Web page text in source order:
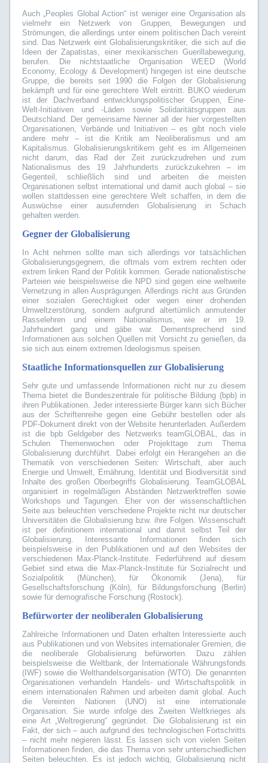
Auch „Peoples Global Action“ ist weniger eine Organisation als
vielmehr ein Netzwerk von Gruppen, Bewegungen und
Strömungen, die allerdings unter einem politischen Dach vereint
sind. Das Netzwerk eint Globalisierungskritiker, die sich auf die
Ideen der Zapatistas, einer mexikanischen Guerillabewegung,
berufen. Die nichtstaatliche Organisation WEED (World
Economy, Ecology & Development) hingegen ist eine deutsche
Gruppe, die bereits seit 1990 die Folgen der Globalisierung
bekämpft und für eine gerechtere Welt eintritt. BUKO wiederum
ist der Dachverband entwicklungspolitischer Gruppen, Eine-
Welt-Initiativen und -Läden sowie Solidaritätsgruppen aus
Deutschland. Der gemeinsame Nenner all der hier vorgestellten
Organisationen, Verbände und Initiativen – es gibt noch viele
andere mehr – ist die Kritik am Neoliberalismus und am
Kapitalismus. Globalisierungskritikern geht es im Allgemeinen
nicht darum, das Rad der Zeit zurückzudrehen und zum
Nationalismus des 19. Jahrhunderts zurückzukehren – im
Gegenteil, schließlich sind und arbeiten die meisten
Organisationen selbst international und damit auch global – sie
wollen stattdessen eine gerechtere Welt schaffen, in dem die
Auswüchse einer ausufernden Globalisierung in Schach
gehalten werden.
Gegner der Globalisierung
In Acht nehmen sollte man sich allerdings vor tatsächlichen
Globalisierungsgegnern, die oftmals vom extrem rechten oder
extrem linken Rand der Politik kommen. Gerade nationalistische
Parteien wie beispielsweise die NPD sind gegen eine weltweite
Vernetzung in allen Ausprägungen. Allerdings nicht aus Gründen
einer sozialen Gerechtigkeit oder wegen einer drohenden
Umweltzerstörung, sondern aufgrund altertümlich anmutender
Rasselehren und einem Nationalismus, wie er im 19.
Jahrhundert gang und gäbe war. Dementsprechend sind
Informationen aus solchen Quellen mit Vorsicht zu genießen, da
sie sich aus einem extremen Ideologismus speisen.
Staatliche Informationsquellen zur Globalisierung
Sehr gute und umfassende Informationen nicht nur zu diesem
Thema bietet die Bundeszentrale für politische Bildung (bpb) in
ihren Publikationen. Jeder interessierte Bürger kann sich Bücher
aus der Schriftenreihe gegen eine Gebühr bestellen oder als
PDF-Dokument direkt von der Website herunterladen. Außerdem
ist die bpb Geldgeber des Netzwerks teamGLOBAL, das in
Schulen Themenwochen oder Projekttage zum Thema
Globalisierung durchführt. Dabei erfolgt ein Herangehen an die
Thematik von verschiedenen Seiten: Wirtschaft, aber auch
Energie und Umwelt, Ernährung, Identität und Biodiversität sind
Inhalte des großen Oberbegriffs Globalisierung. TeamGLOBAL
organisiert in regelmäßigen Abständen Netzwerktreffen sowie
Workshops und Tagungen. Eher von der wissenschaftlichen
Seite aus beleuchten verschiedene Projekte nicht nur deutscher
Universitäten die Globalisierung bzw. ihre Folgen. Wissenschaft
ist per definitionem international und damit selbst Teil der
Globalisierung. Interessante Informationen finden sich
beispielsweise in den Publikationen und auf den Websites der
verschiedenen Max-Planck-Institute. Federführend auf diesem
Gebiet sind etwa die Max-Planck-Institute für Sozialrecht und
Sozialpolitik (München), für Ökonomik (Jena), für
Gesellschaftsforschung (Köln), für Bildungsforschung (Berlin)
sowie für demografische Forschung (Rostock).
Befürworter der neoliberalen Globalisierung
Zahlreiche Informationen und Daten erhalten Interessierte auch
aus Publikationen und von Websites internationaler Gremien, die
die neoliberale Globalisierung befürworten. Dazu zählen
beispielsweise die Weltbank, der Internationale Währungsfonds
(IWF) sowie die Welthandelsorganisation (WTO). Die genannten
Organisationen verhandeln Handels- und Wirtschaftspolitik in
einem internationalen Rahmen und arbeiten damit global. Auch
die Vereinten Nationen (UNO) ist eine internationale
Organisation. Sie wurde infolge des Zweiten Weltkrieges als
eine Art „Weltregierung“ gegründet. Die Globalisierung ist ein
Fakt, der sich – auch aufgrund des technologischen Fortschritts
– nicht mehr negieren lässt. Es lassen sich von vielen Seiten
Informationen finden, die das Thema von sehr unterschiedlichen
Seiten beleuchten. Es ist jedoch wichtig, Globalisierung nicht